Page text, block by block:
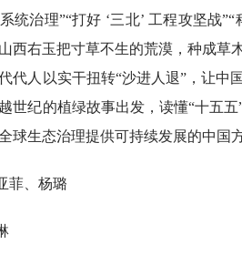
统治理”“打好 ‘三北’ 工程攻坚战
西右玉把寸草不生的荒漠，种成草
代人以实干扭转“沙进人退”，让中
世纪的植绿故事出发，读懂“十五
球生态治理提供可持续发展的中国方
菲、杨璐